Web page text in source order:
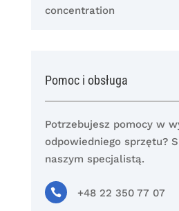
concentration
Pomoc i obsługa
Potrzebujesz pomocy w
odpowiedniego sprzętu?
naszym specjalistą.
 +48 22 350 77 07